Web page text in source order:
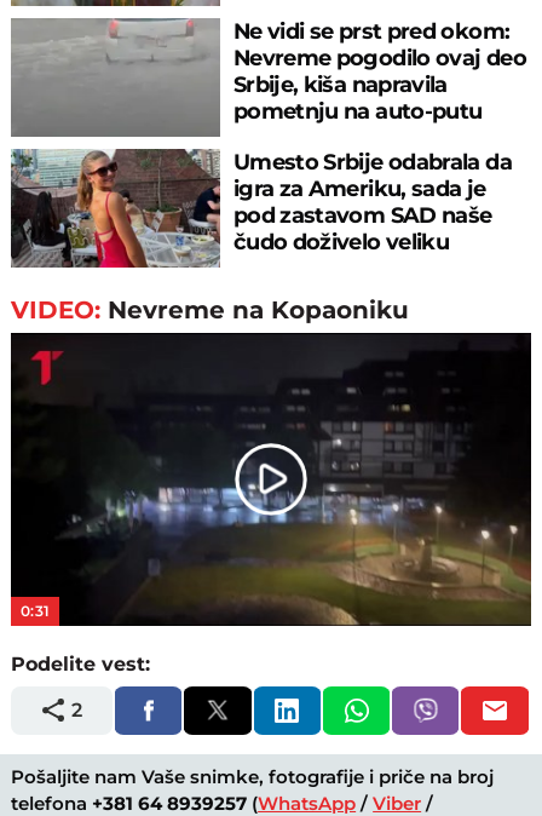
Ne vidi se prst pred okom:
Nevreme pogodilo ovaj deo
Srbije, kiša napravila
pometnju na auto-putu
Umesto Srbije odabrala da
igra za Ameriku, sada je
pod zastavom SAD naše
čudo doživelo veliku
VIDEO: Nevreme na Kopaoniku
Play
Video
0:31
Podelite vest:
2
Pošaljite nam Vaše snimke, fotografije i priče na broj
telefona +381 64 8939257 (WhatsApp /Viber /